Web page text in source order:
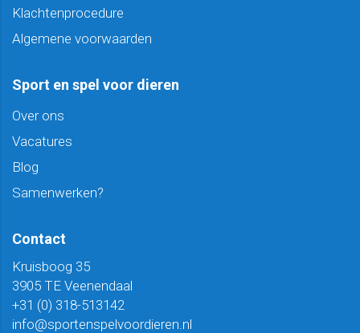
Klachtenprocedure
Algemene voorwaarden
Sport en spel voor dieren
Over ons
Vacatures
Blog
Samenwerken?
Contact
Kruisboog 35
3905 TE Veenendaal
+31 (0) 318-513142
info@sportenspelvoordieren.nl